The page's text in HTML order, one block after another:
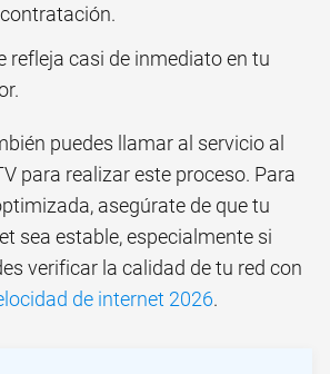
refleja casi de inmediato en tu
puedes llamar al servicio al
para realizar este proceso. Para
asegúrate de que tu
sea estable, especialmente si
verificar la calidad de tu red con
de internet 2026.